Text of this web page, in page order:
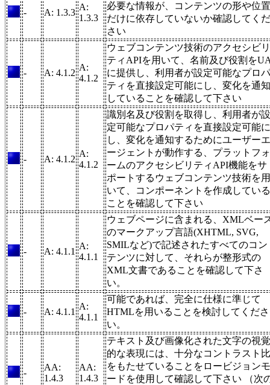
- A: 1.3.3
A:
1.3.3
必要な情報が、コンテンツの形や位置
だけに依存していないか確認してくだ
さい
- A: 4.1.2
A:
4.1.2
ウェブコンテンツ技術のアクセシビリ
ティAPIを用いて、名前及び役割を
に提供し、利用者が設定可能なプロパ
ティを直接設定可能にし、変化を通知
していることを確認して下さい
- A: 4.1.2
A:
4.1.2
識別名及び役割を取得し、利用者が設
定可能なプロパティを直接設定可能に
し、変化を通知するためにユーザーエ
ージェントが動作する、プラットフォ
ームのアクセシビリティAPI機能をサ
ポートするウェブコンテンツ技術を用
いて、コンポーネントを作成している
ことを確認して下さい
- A: 4.1.1
A:
4.1.1
ウェブページに含まれる、XMLベー
のマークアップ言語(XHTML, SVG,
SMILなど)で記述されたすべてのコン
テンツに対して、それらが整形式の
XML文書であることを確認して下さ
い。
- A: 4.1.1
A:
4.1.1
可能であれば、完全に仕様に準じて
HTMLを用いることを検討してくださ
い。
-
AA:
1.4.3
AA:
1.4.3
テキスト及び画像化された文字の視覚
的な表現には、十分なコントラスト比
をもたせていることをロービジョンモ
ードを使用して確認して下さい （次